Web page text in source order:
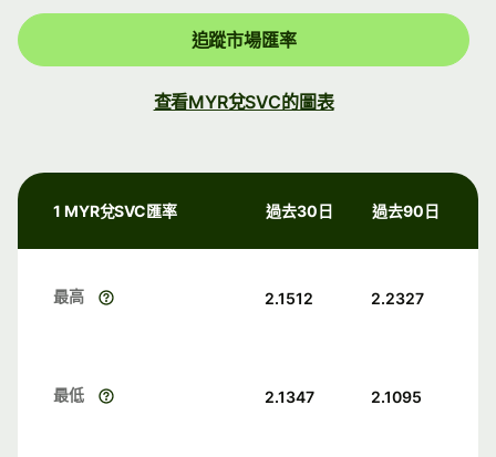
追蹤市場匯率
查看MYR兌SVC的圖表
1 MYR兌SVC匯率 過去30日 過去90日
最高 2.1512 2.2327
最低 2.1347 2.1095